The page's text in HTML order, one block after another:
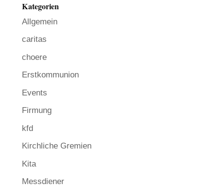
Kategorien
Allgemein
caritas
choere
Erstkommunion
Events
Firmung
kfd
Kirchliche Gremien
Kita
Messdiener